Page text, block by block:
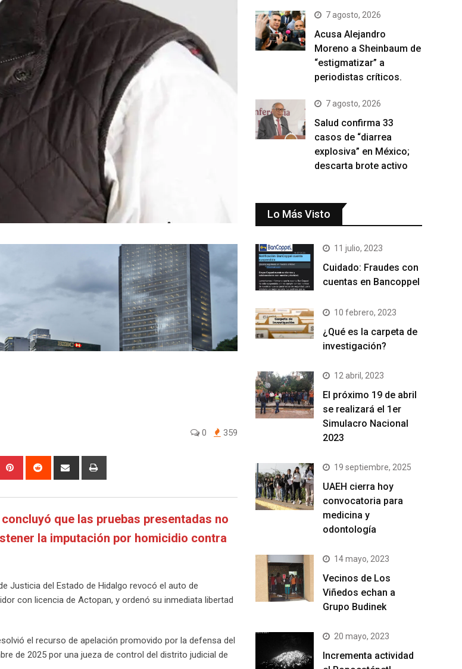
0 359
Pinterest Reddit
Share
que las pruebas presentadas no
la imputación por homicidio contra
Justicia del Estado de Hidalgo revocó el auto de
con licencia de Actopan, y ordenó su inmediata libertad
el recurso de apelación promovido por la defensa del
de 2025 por una jueza de control del distrito judicial de
7 agosto, 2026
Acusa Alejandro
Moreno a Sheinbaum de
“estigmatizar” a
periodistas críticos.
7 agosto, 2026
Salud confirma 33
casos de “diarrea
explosiva” en México;
descarta brote activo
Lo Más Visto
11 julio, 2023
Cuidado: Fraudes con
cuentas en Bancoppel
10 febrero, 2023
¿Qué es la carpeta de
investigación?
12 abril, 2023
El próximo 19 de abril
se realizará el 1er
Simulacro Nacional
2023
19 septiembre, 2025
UAEH cierra hoy
convocatoria para
medicina y
odontología
14 mayo, 2023
Vecinos de Los
Viñedos echan a
Grupo Budinek
20 mayo, 2023
Incrementa actividad